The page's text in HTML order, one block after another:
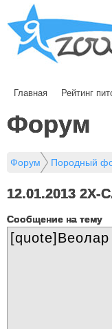
Главная Рейтинг
Форум
Форум Породный
12.01.2013
Cообщение на тему